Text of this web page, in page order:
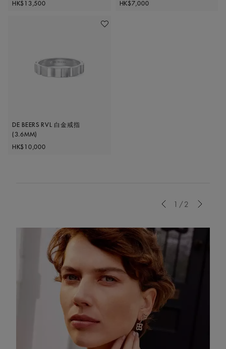
HK$13,500 HK$7,000
加入喜愛清單
DE BEERS RVL 白金戒指
(3.6MM)
Original price
HK$10,000
1/2